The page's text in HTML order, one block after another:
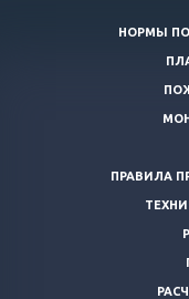
НОРМЫ
ПРАВИЛА